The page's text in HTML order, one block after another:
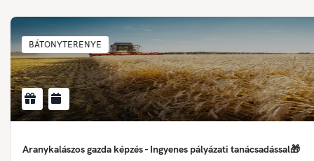
BÁTONYTERENYE
Aranykalászos gazda képzés - Ingyenes pályázati tanácsadással🎁